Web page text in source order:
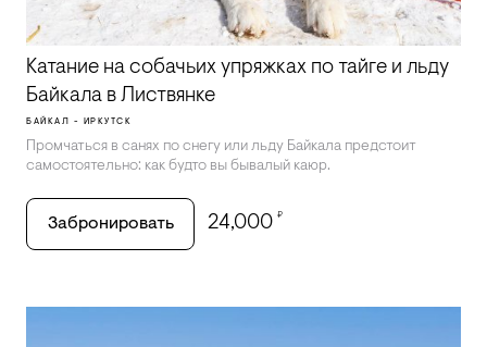
Катание на собачьих упряжках по тайге и льду
Байкала в Листвянке
БАЙКАЛ - ИРКУТСК
Промчаться в санях по снегу или льду Байкала предстоит
самостоятельно: как будто вы бывалый каюр.
Забронировать 24,000 ₽